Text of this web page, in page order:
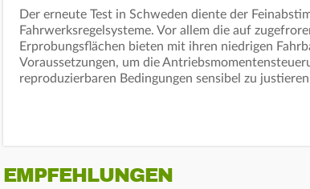
Der erneute Test in Schweden diente der
Fahrwerksregelsysteme. Vor allem die auf
Erprobungsflächen bieten mit ihren niedrigen
Voraussetzungen, um die
reproduzierbaren Bedingungen sensibel zu
EMPFEHLUNGEN